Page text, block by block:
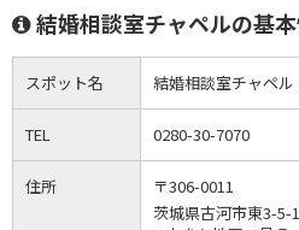
結婚相談室チャペルの基
スポット名 結婚相談室チャペル
TEL 0280-30-7070
住所
〒306-0011
茨城県古河市東3-5-